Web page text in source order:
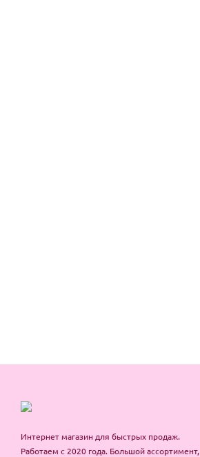
Интернет магазин для быстрых продаж.
Работаем с 2020 года. Большой ассортимент,